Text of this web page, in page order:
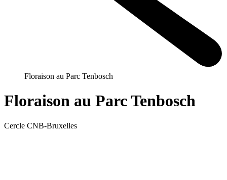
Floraison au Parc Tenbosch
Floraison au Parc Tenbosch
Cercle CNB-Bruxelles